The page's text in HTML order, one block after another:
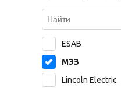
ESAB
МЭЗ
Lincoln Electric